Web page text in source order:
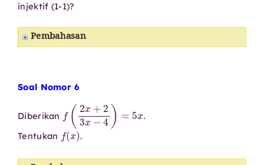
injektif (1-1)?
Pembahasan
Soal Nomor 6
Diberikan
f( 2x+23x−4 5x
Tentukan
f(x)
.